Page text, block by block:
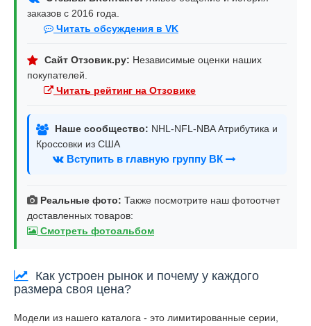
заказов с 2016 года.
Читать обсуждения в VK
Сайт Отзовик.ру: Независимые оценки наших
покупателей.
Читать рейтинг на Отзовике
Наше сообщество: NHL-NFL-NBA Атрибутика и
Кроссовки из США
Вступить в главную группу ВК
Реальные фото: Также посмотрите наш фотоотчет
доставленных товаров:
Смотреть фотоальбом
Как устроен рынок и почему у каждого
размера своя цена?
Модели из нашего каталога - это лимитированные серии,